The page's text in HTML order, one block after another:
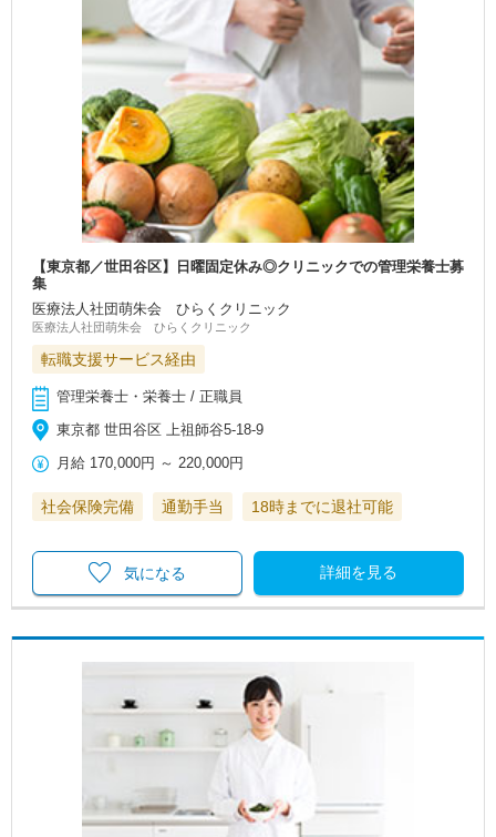
【東京都／世田谷区】日曜固定休み◎クリニックでの管理栄養士募
集
医療法人社団萌朱会 ひらくクリニック
医療法人社団萌朱会 ひらくクリニック
転職支援サービス経由
管理栄養士・栄養士 / 正職員
東京都 世田谷区 上祖師谷5-18-9
月給 170,000円 ～220,000円
社会保険完備 通勤手当 18時までに退社可能
詳細を見る
気になる